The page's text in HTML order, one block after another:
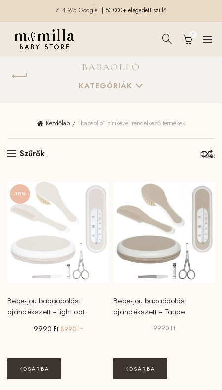
✓ 4.9/5 Google | 50.000+ elégedett szülő
0
BABAOLLÓ
KATEGÓRIÁK
Kezdőlap “babaolló” címkével rendelkező termékek
Szűrők
-10%
Bebe-jou babaápolási
ajándékszett – light oat
9990Ft Original
9990 Ft.
8990 FtCurrent
KOSÁRBA
Bebe-jou babaápolási
ajándékszett – Taupe
9990 Ft
KOSÁRBA